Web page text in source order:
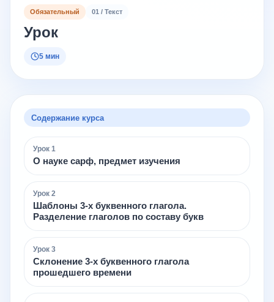
Обязательный 01 / Текст
Урок
5 мин
Содержание курса
Урок 1
О науке сарф, предмет изучения
Урок 2
Шаблоны 3-х буквенного глагола.
Разделение глаголов по составу букв
Урок 3
Склонение 3-х буквенного глагола
прошедшего времени